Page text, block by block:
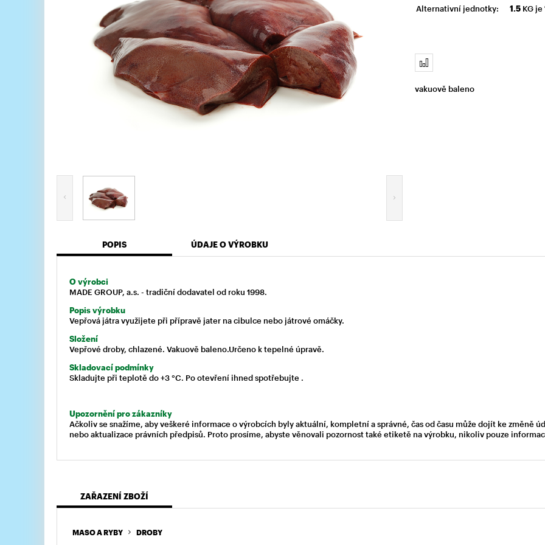
Alternativní jednotky:
1.5 KG je
vakuově baleno
POPIS ÚDAJE O VÝROBKU
O výrobci
MADE GROUP, a.s. - tradiční dodavatel od roku 1998.
Popis výrobku
Vepřová játra využijete při přípravě jater na cibulce nebo játrové omáčky.
Složení
Vepřové droby, chlazené. Vakuově baleno.Určeno k tepelné úpravě.
Skladovací podmínky
Skladujte při teplotě do +3 °C. Po otevření ihned spotřebujte .
Upozornění pro zákazníky
Ačkoliv se snažíme, aby veškeré informace o výrobcích byly aktuální, kompletní a správné, čas od času může dojít ke změně
nebo aktualizace právních předpisů. Proto prosíme, abyste věnovali pozornost také etiketě na výrobku, nikoliv pouze
ZAŘAZENÍ ZBOŽÍ
MASO A RYBY DROBY